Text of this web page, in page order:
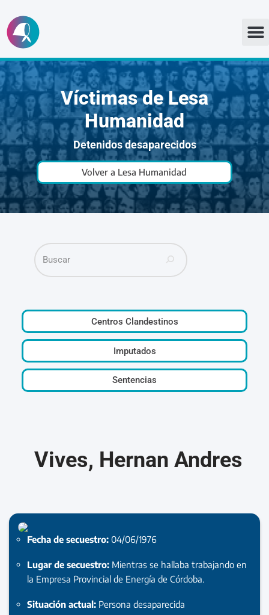
Ir
al
contenido
Víctimas de Lesa
Humanidad
Detenidos desaparecidos
Volver a Lesa Humanidad
Centros Clandestinos
Imputados
Sentencias
Vives, Hernan Andres
Fecha de secuestro: 04/06/1976
Lugar de secuestro: Mientras se hallaba trabajando en
la Empresa Provincial de Energía de Córdoba.
Situación actual: Persona desaparecida